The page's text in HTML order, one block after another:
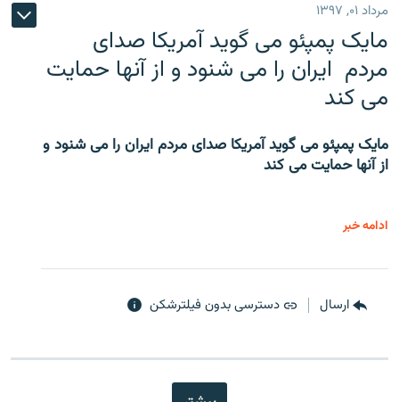
مرداد ۰۱, ۱۳۹۷
مایک پمپئو می گوید آمریکا صدای
مردم ایران را می شنود و از آنها حمایت
می کند
مایک پمپئو می گوید آمریکا صدای مردم ایران را می شنود و
از آنها حمایت می کند
ادامه خبر
ارسال دسترسی بدون فیلترشکن